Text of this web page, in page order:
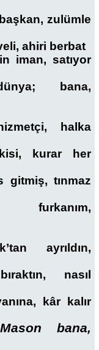
zulümle
ahiri berbat
iman, satıyor
bana,
halka
kurar her
gitmiş, tınmaz
furkanım,
ayrıldın,
nasıl
kâr kalır
Mason bana,